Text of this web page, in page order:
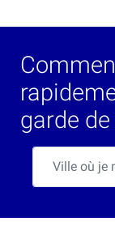
garde